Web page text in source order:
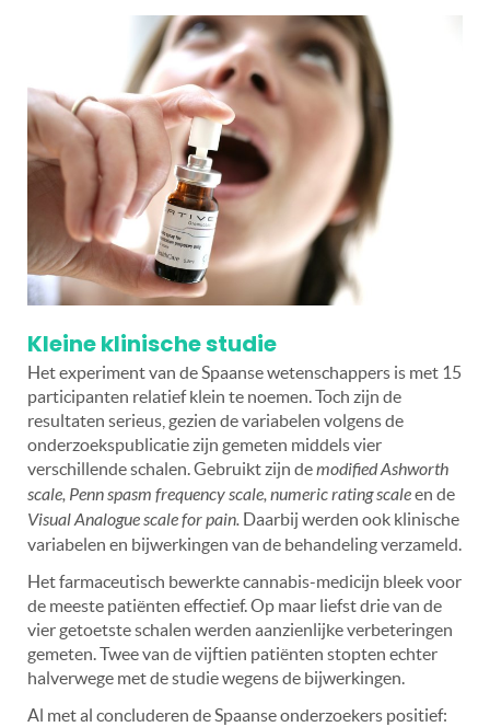
Kleine klinische studie
Het experiment van de Spaanse wetenschappers is met 15
participanten relatief klein te noemen. Toch zijn de
resultaten serieus, gezien de variabelen volgens de
onderzoekspublicatie zijn gemeten middels vier
verschillende schalen. Gebruikt zijn demodified Ashworth
scale, Penn spasm frequency scale, numeric rating scaleen de
Visual Analogue scale for pain. Daarbij werden ook klinische
variabelen en bijwerkingen van de behandeling verzameld.
Het farmaceutisch bewerkte cannabis-medicijn bleek voor
de meeste patiënten effectief. Op maar liefst drie van de
vier getoetste schalen werden aanzienlijke verbeteringen
gemeten. Twee van de vijftien patiënten stopten echter
halverwege met de studie wegens de bijwerkingen.
Al met al concluderen de Spaanse onderzoekers positief: